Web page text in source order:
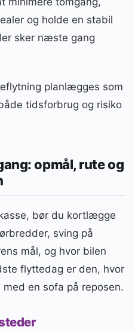
og holde en stabil
sker næste gang
planlægges som
tidsforbrug og risiko
opmål, rute og
bør du kortlægge
sving på
mål, og hvor bilen
flyttedag er den, hvor
en sofa på reposen.